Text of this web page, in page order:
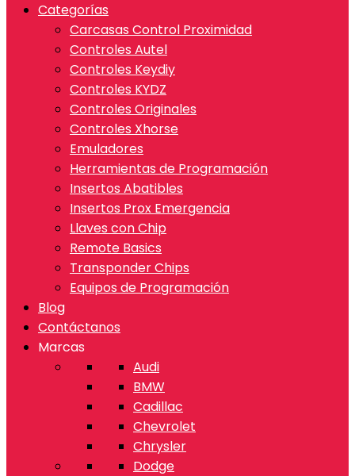
Categorías
Carcasas Control Proximidad
Controles Autel
Controles Keydiy
Controles KYDZ
Controles Originales
Controles Xhorse
Emuladores
Herramientas de Programación
Insertos Abatibles
Insertos Prox Emergencia
Llaves con Chip
Remote Basics
Transponder Chips
Equipos de Programación
Blog
Contáctanos
Marcas
Audi
BMW
Cadillac
Chevrolet
Chrysler
Dodge